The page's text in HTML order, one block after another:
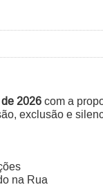
2026 com a
exclusão e
na Rua